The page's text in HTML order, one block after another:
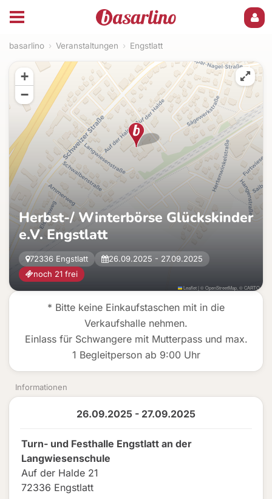
basarlino › Veranstaltungen › Engstlatt
* Bitte keine Einkaufstaschen mit in die
Verkaufshalle nehmen.
Einlass für Schwangere mit Mutterpass und max.
1 Begleitperson ab 9:00 Uhr
Informationen
26.09.2025 - 27.09.2025
Turn- und Festhalle Engstlatt an der
Langwiesenschule
Auf der Halde 21
72336 Engstlatt
Herbst-/ Winterbörse Glückskinder
e.V. Engstlatt
72336 Engstlatt
26.09.2025 - 27.09.2025
noch 21 frei
+
−
Leaflet|©OpenStreetMap , ©CARTO